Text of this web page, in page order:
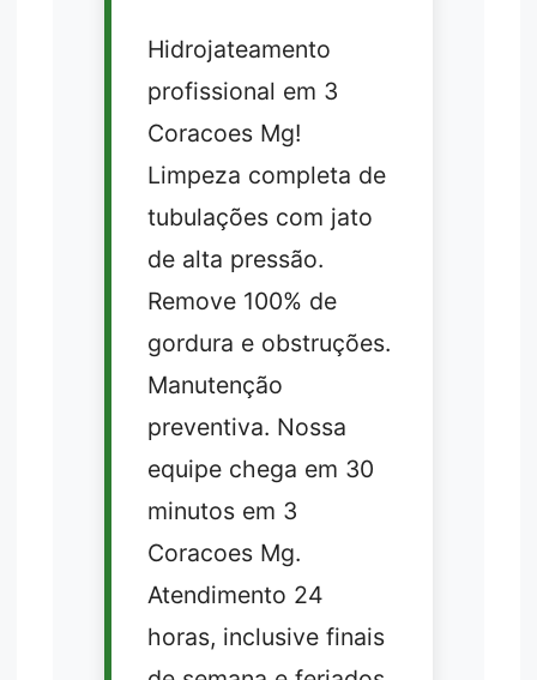
Hidrojateamento
profissional em 3
Coracoes Mg!
Limpeza completa de
tubulações com jato
de alta pressão.
Remove 100% de
gordura e obstruções.
Manutenção
preventiva. Nossa
equipe chega em 30
minutos em 3
Coracoes Mg.
Atendimento 24
horas, inclusive finais